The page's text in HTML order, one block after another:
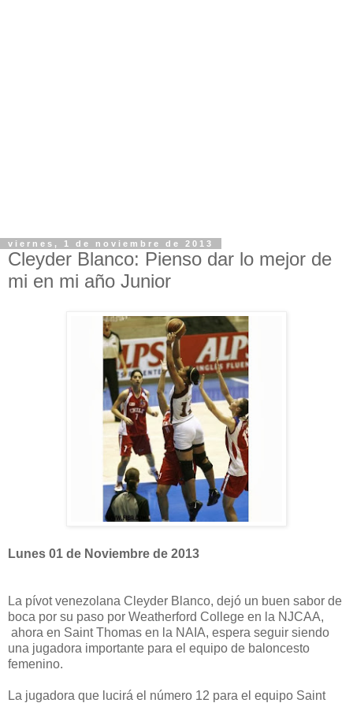
viernes, 1 de noviembre de 2013
Cleyder Blanco: Pienso dar lo mejor de
mi en mi año Junior
Lunes 01 de Noviembre de 2013
La pívot venezolana Cleyder Blanco, dejó un buen sabor de
boca por su paso por Weatherford College en la NJCAA,
ahora en Saint Thomas en la NAIA, espera seguir siendo
una jugadora importante para el equipo de baloncesto
femenino.
La jugadora que lucirá el número 12 para el equipo Saint